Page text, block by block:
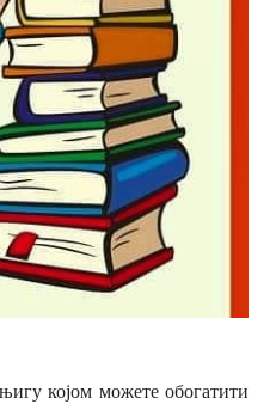
којом можете обогатити